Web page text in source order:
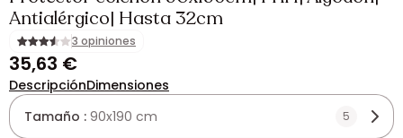
Antialérgico| Hasta 32cm
3 opiniones
35,63 €
DescripciónDimensiones
Tamaño : 90x190 cm 5